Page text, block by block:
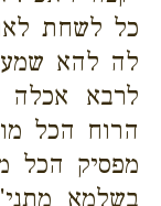
כל לשחת
לה להא
לרבא אכלה
הרוח הכל
מפסיק הכל
בשלמא